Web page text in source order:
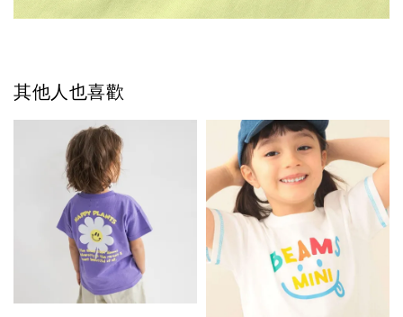
其他人也喜歡